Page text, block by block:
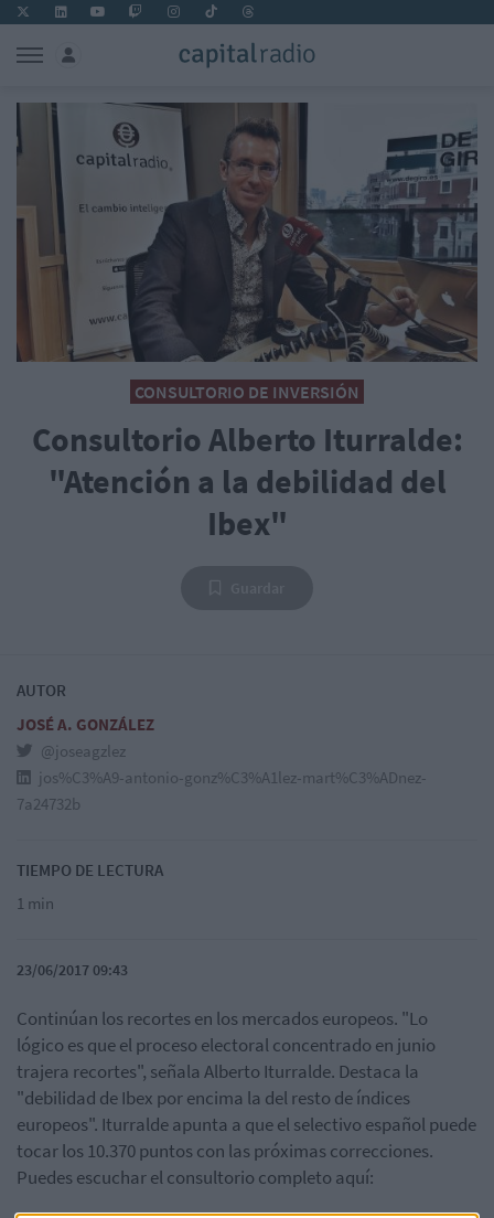
CONSULTORIO DE INVERSIÓN
Consultorio Alberto Iturralde:
"Atención a la debilidad del
Ibex"
AUTOR
JOSÉ A. GONZÁLEZ
@joseagzlez
jos%C3%A9-antonio-gonz%C3%A1lez-mart%C3%ADnez-
7a24732b
TIEMPO DE LECTURA
1 min
23/06/2017 09:43
Continúan los recortes en los mercados europeos. "Lo
lógico es que el proceso electoral concentrado en junio
trajera recortes", señala Alberto Iturralde. Destaca la
"debilidad de Ibex por encima la del resto de índices
europeos". Iturralde apunta a que el selectivo español puede
tocar los 10.370 puntos con las próximas correcciones.
Puedes escuchar el consultorio completo aquí: